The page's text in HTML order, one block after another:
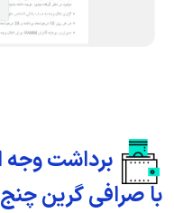
برداشت وجه
با صرافی گرین